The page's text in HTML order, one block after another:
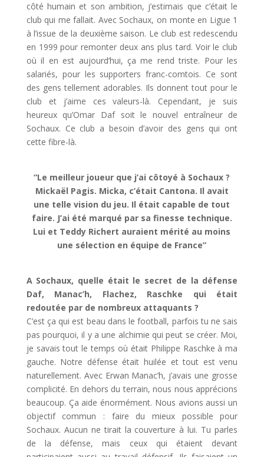
côté humain et son ambition, j’estimais que c’était le
club qui me fallait. Avec Sochaux, on monte en Ligue 1
à l’issue de la deuxième saison. Le club est redescendu
en 1999 pour remonter deux ans plus tard. Voir le club
où il en est aujourd’hui, ça me rend triste. Pour les
salariés, pour les supporters franc-comtois. Ce sont
des gens tellement adorables. Ils donnent tout pour le
club et j’aime ces valeurs-là. Cependant, je suis
heureux qu’Omar Daf soit le nouvel entraîneur de
Sochaux. Ce club a besoin d’avoir des gens qui ont
cette fibre-là.
“Le meilleur joueur que j’ai côtoyé à Sochaux ?
Mickaël Pagis. Micka, c’était Cantona. Il avait
une telle vision du jeu. Il était capable de tout
faire. J’ai été marqué par sa finesse technique.
Lui et Teddy Richert auraient mérité au moins
une sélection en équipe de France”
A Sochaux, quelle était le secret de la défense
Daf, Manac’h, Flachez, Raschke qui était
redoutée par de nombreux attaquants ?
C’est ça qui est beau dans le football, parfois tu ne sais
pas pourquoi, il y a une alchimie qui peut se créer. Moi,
je savais tout le temps où était Philippe Raschke à ma
gauche. Notre défense était huilée et tout est venu
naturellement. Avec Erwan Manac’h, j’avais une grosse
complicité. En dehors du terrain, nous nous apprécions
beaucoup. Ça aide énormément. Nous avions aussi un
objectif commun : faire du mieux possible pour
Sochaux. Aucun ne tirait la couverture à lui. Tu parles
de la défense, mais ceux qui étaient devant